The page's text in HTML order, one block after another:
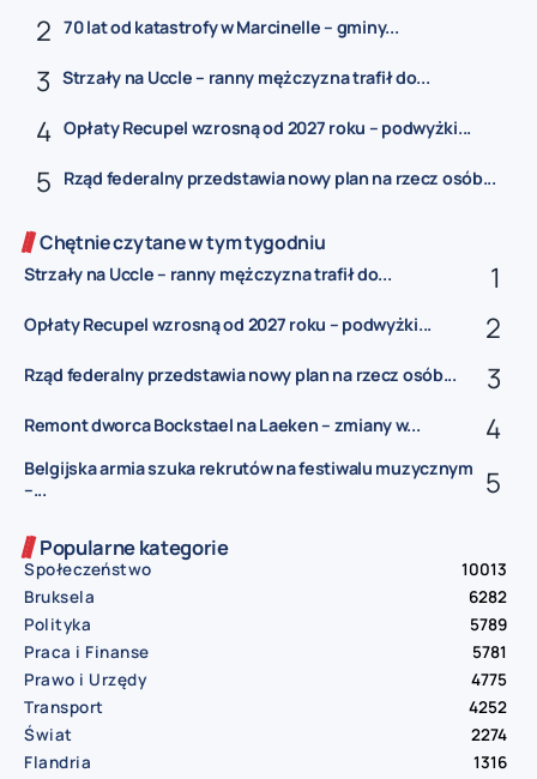
70 lat od katastrofy w Marcinelle – gminy...
Strzały na Uccle – ranny mężczyzna trafił do...
Opłaty Recupel wzrosną od 2027 roku – podwyżki...
Rząd federalny przedstawia nowy plan na rzecz osób...
Chętnie czytane w tym tygodniu
Strzały na Uccle – ranny mężczyzna trafił do...
Opłaty Recupel wzrosną od 2027 roku – podwyżki...
Rząd federalny przedstawia nowy plan na rzecz osób...
Remont dworca Bockstael na Laeken – zmiany w...
Belgijska armia szuka rekrutów na festiwalu muzycznym
–...
Popularne kategorie
Społeczeństwo
10013
Bruksela
6282
Polityka
5789
Praca i Finanse
5781
Prawo i Urzędy
4775
Transport
4252
Świat
2274
Flandria
1316